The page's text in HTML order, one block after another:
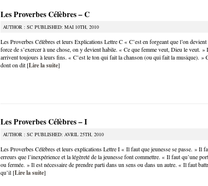
Les Proverbes Célèbres – C
AUTHOR : SC PUBLISHED: MAI 10TH, 2010
Les Proverbes Célèbres et leurs Explications Lettre C « C’est en forgeant que l’on
force de s’exercer à une chose, on y devient habile. « Ce que femme veut, Dieu le veut. »
arrivent toujours à leurs fins. « C’est le ton qui fait la chanson (ou qui fait la musique). »
dont on dit [Lire la suite]
Les Proverbes Célèbres – I
AUTHOR : SC PUBLISHED: AVRIL 25TH, 2010
Les Proverbes Célèbres et leurs explications Lettre I « Il faut que jeunesse se passe. » Il
erreurs que l’inexpérience et la légèreté de la jeunesse font commettre. « Il faut qu’une
ou fermée. » Il est nécessaire de prendre parti dans un sens ou dans un autre. « Il faut
qu’il [Lire la suite]